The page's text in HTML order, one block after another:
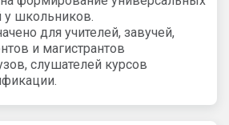
у школьников.
для учителей, завучей,
и магистрантов
слушателей курсов